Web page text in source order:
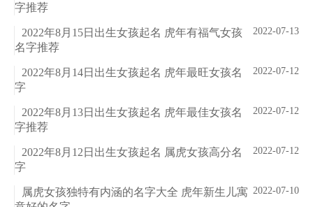
字推荐
2022-07-13
2022年8月15日出生女孩起名 虎年有福气女孩
名字推荐
2022-07-12
2022年8月14日出生女孩起名 虎年最旺女孩名
字
2022-07-12
2022年8月13日出生女孩起名 虎年最佳女孩名
字推荐
2022-07-12
2022年8月12日出生女孩起名 属虎女孩高分名
字
2022-07-10
属虎女孩独特有内涵的名字大全 虎年新生儿寓